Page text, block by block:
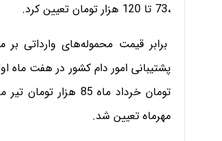
،73 تا 120 هزار تومان تعیین کرد.
برابر قیمت محموله‌های وارداتی
مهرماه تعیین شد.